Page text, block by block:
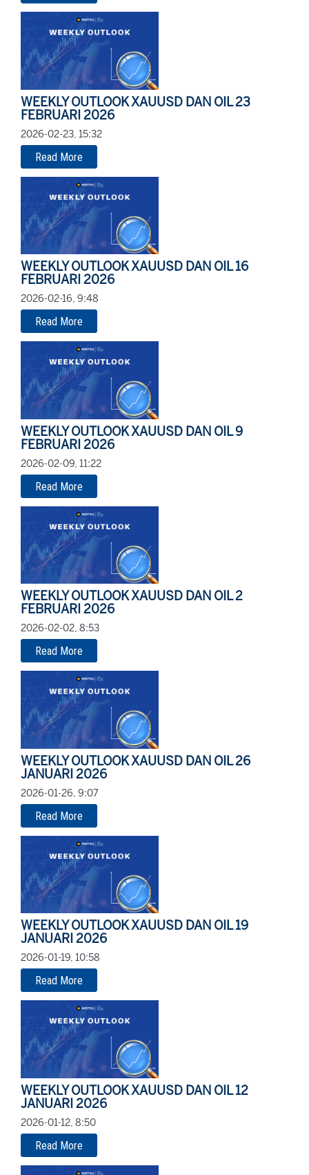
WEEKLY OUTLOOK XAUUSD DAN OIL 23
FEBRUARI 2026
2026-02-23, 15:32
Read More
WEEKLY OUTLOOK XAUUSD DAN OIL 16
FEBRUARI 2026
2026-02-16, 9:48
Read More
WEEKLY OUTLOOK XAUUSD DAN OIL 9
FEBRUARI 2026
2026-02-09, 11:22
Read More
WEEKLY OUTLOOK XAUUSD DAN OIL 2
FEBRUARI 2026
2026-02-02, 8:53
Read More
WEEKLY OUTLOOK XAUUSD DAN OIL 26
JANUARI 2026
2026-01-26, 9:07
Read More
WEEKLY OUTLOOK XAUUSD DAN OIL 19
JANUARI 2026
2026-01-19, 10:58
Read More
WEEKLY OUTLOOK XAUUSD DAN OIL 12
JANUARI 2026
2026-01-12, 8:50
Read More